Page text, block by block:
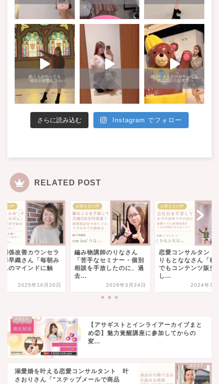
さらに読み込む Instagram でフォロー
RELATED POST
まの声
関係改善カウンセラ
澤早織さん「毎朝み
んのマインドに触
2025年10月20日
お客さまの声
編み物講師のりなさん
「苦手なセミナー・個別
相談を手放したのに、過
去...
2026年3月24日
お客さまの声
恋愛コンサルタン
りもとななさん「稼
でもコンテンツ販売
し...
2024年7
【アサギストとインライアーカイブまと
め②】魅力覚醒講座に参加してからの
変...
溺愛婚を叶える恋愛コンサルタント 叶
さおりさん「"ステップメールで商品